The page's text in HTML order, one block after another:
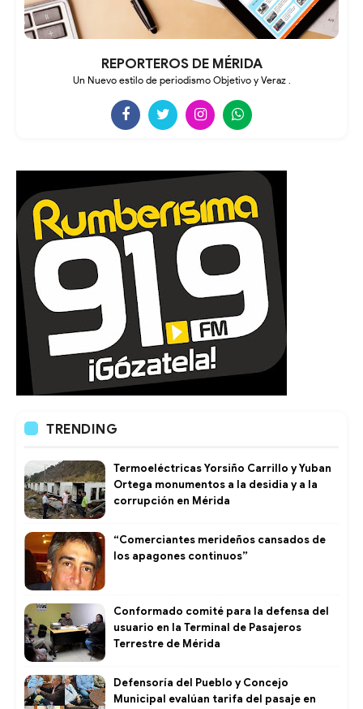
REPORTEROS DE MÉRIDA
Un Nuevo estilo de periodismo Objetivo y Veraz .
TRENDING
Termoeléctricas Yorsiño Carrillo y Yuban
Ortega monumentos a la desidia y a la
corrupción en Mérida
“Comerciantes merideños cansados de
los apagones continuos”
Conformado comité para la defensa del
usuario en la Terminal de Pasajeros
Terrestre de Mérida
Defensoría del Pueblo y Concejo
Municipal evalúan tarifa del pasaje en